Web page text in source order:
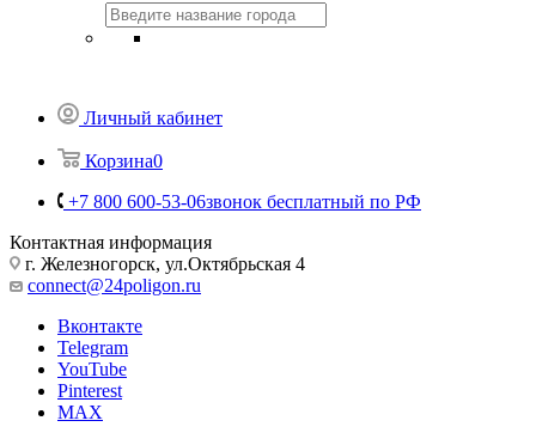
Личный кабинет
Корзина0
+7 800 600-53-06звонок бесплатный по РФ
Контактная информация
г. Железногорск, ул.Октябрьская 4
connect@24poligon.ru
Вконтакте
Telegram
YouTube
Pinterest
MAX